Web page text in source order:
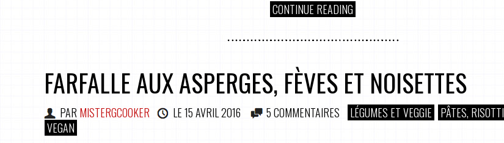
CONTINUE READING
FARFALLE AUX ASPERGES, FÈVES ET NOISETTES
PARMISTERGCOOKER LE15 AVRIL 2016 5 COMMENTAIRES LÉGUMES ET VEGGIE PÂTES, RISOTTI
VEGAN